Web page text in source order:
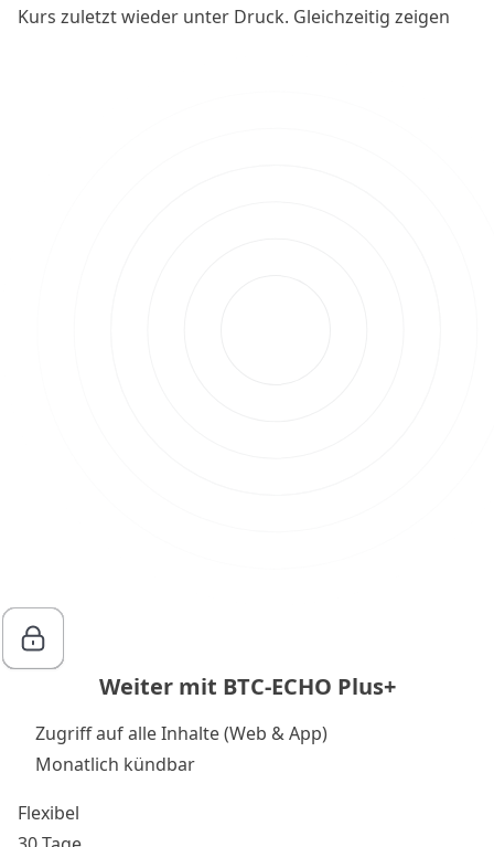
Kurs zuletzt wieder unter Druck. Gleichzeitig zeigen
Weiter mit BTC-ECHO Plus+
Zugriff auf alle Inhalte (Web & App)
Monatlich kündbar
Flexibel